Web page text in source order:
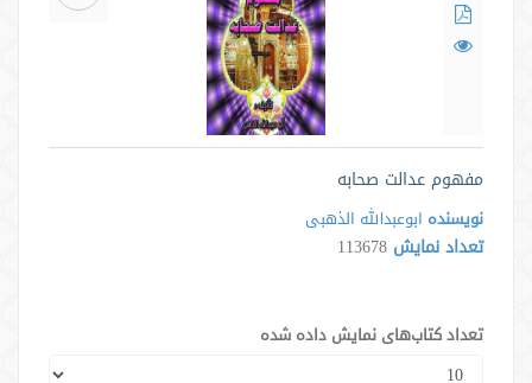
مفهوم عدالت صحابه
نویسنده ابوعبدالله الذهبی
تعداد نمایش 113678
تعداد کتاب‌های نمایش داده شده